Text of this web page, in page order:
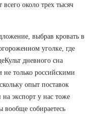
около трех тысяч
выбрав кровать в
уголке, где
дневного сна
не только российскими
опыт поставок
на экспорт у нас тоже
собираетесь